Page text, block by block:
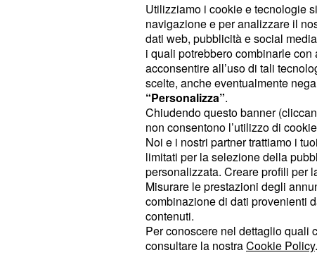
La nave è stata
La nave romana, datataIII sec. D.C
completa al mondoed è una
trasporto commerciale, lunga più
nove, recuperata nel 2011 anche
del carico conservato tutt'ora in
L'imbarcazione ritorna dal
pezzi (oltre 700) sono stati
assemblaggio finale.
Questo importante reperto
con l'altrettanto celebreNave
Utilizziamo i cookie e tecnologie
navigazione e per analizzare il
dati web, pubblicità e social
i quali potrebbero combinarle
acconsentire all’uso di tali
scelte, anche eventualmente
“Personalizza”.
Chiudendo questo banner
non consentono l’utilizzo di
Noi e i nostri partner trattiamo i
limitati per la selezione della
personalizzata. Creare profili per
Misurare le prestazioni degli
combinazione di dati provenienti
contenuti.
Per conoscere nel dettaglio quali
consultare la nostraCookie Policy.